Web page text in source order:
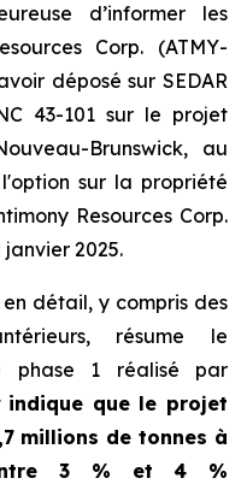
d’informer les
Corp. (ATMY-
déposé sur SEDAR
43-101 sur le projet
Brunswick, au
sur la propriété
Resources Corp.
2025.
détail, y compris des
résume le
phase 1 réalisé par
indique que le projet
millions de tonnes à
3 % et 4 %